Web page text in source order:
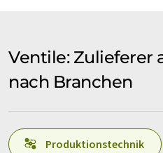
Ventile: Zulieferer
nach Branchen
Produktionstechnik